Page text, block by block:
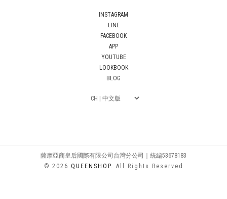
INSTAGRAM
LINE
FACEBOOK
APP
YOUTUBE
LOOKBOOK
BLOG
薩摩亞商皇后國際有限公司台灣分公司｜統編53678183
© 2026 QUEENSHOP. All Rights Reserved